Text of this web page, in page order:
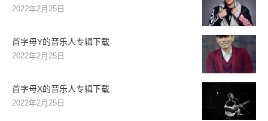
2022年2月25日
首字母Y的音乐人专辑下载
2022年2月25日
首字母X的音乐人专辑下载
2022年2月25日